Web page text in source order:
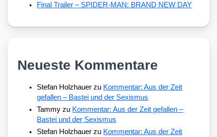
Final Trailer – SPIDER-MAN: BRAND NEW DAY
Neueste Kommentare
Stefan Holzhauer zu Kommentar: Aus der Zeit
gefallen – Bastei und der Sexismus
Tammy zu Kommentar: Aus der Zeit gefallen –
Bastei und der Sexismus
Stefan Holzhauer zu Kommentar: Aus der Zeit